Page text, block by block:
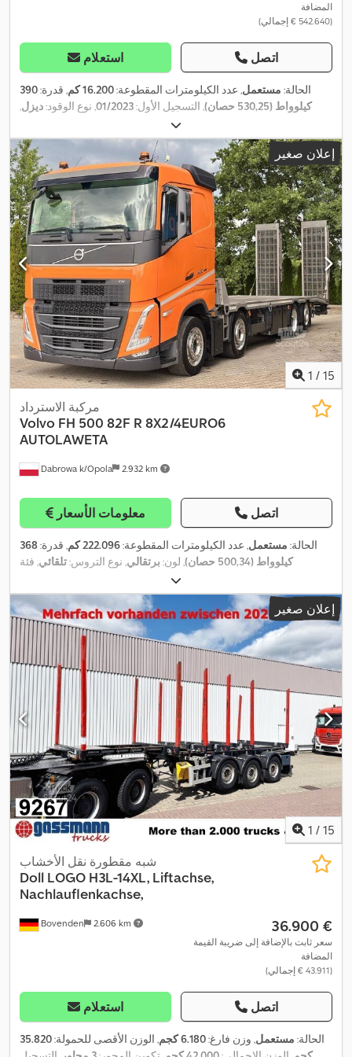
المضافة
(‏542.640 € إجمالي)
استعلام اتصل
الحالة: مستعمل, عدد الكيلومترات المقطوعة:16.200 كم , قدرة:390
كيلوواط (530,25 حصان)
, التسجيل الأول:01/2023, نوع الوقود:ديزل,
, تكوين المحور:
التروس:تلقائي, فئة الانبعاثات:يورو 6 , حجم مساحة التحميل:12 م³
,
معدات:تكييف الهواء, سخان التدفئة أثناء التوقف, نظام الفرامل المانعة
للانغلاق (ABS), نظام الملاحة,
إعلان صغير
1 / 15
Dabrowa k/Opola 2.932 km
مركبة الاسترداد
Volvo FH 500 82F R 8X2/4EURO6
AUTOLAWETA
معلومات الأسعار اتصل
الحالة: مستعمل, عدد الكيلومترات المقطوعة:222.096 كم , قدرة:368
كيلوواط (500,34 حصان)
, لون:برتقالي, نوع التروس:تلقائي, فئة
2022, معدات:
الكهربائي, قفل التروس التفاضلية, قفل مركزي, مرآة كهربائية, نظام
الفرامل المانعة للانغلاق (ABS), إعلان صغير
1 / 15
Bovenden 2.606 km
شبه مقطورة نقل الأخشاب
Doll LOGO H3L-14XL, Liftachse,
Nachlauflenkachse,
‏36.900 €
سعر ثابت بالإضافة إلى ضريبة القيمة
المضافة
(‏43.911 € إجمالي)
استعلام اتصل
الحالة: مستعمل, وزن فارغ:6.180 كجم , الوزن الأقصى للحمولة:35.820